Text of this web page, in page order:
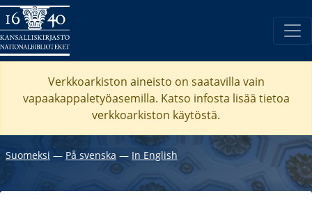
Verkkoarkiston aineisto on saatavilla vain
vapaakappaletyöasemilla. Katso infosta lisää tietoa
verkkoarkiston käytöstä.
Suomeksi ― På svenska ― In English